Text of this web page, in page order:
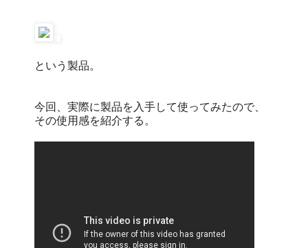
という製品。
今回、実際に製品を入手して使ってみたので、
その使用感を紹介する。